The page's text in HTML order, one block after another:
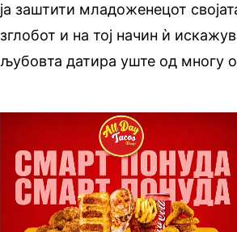
ја заштити младоженецот
зглобот и на тој начин ѝ
љубовта датира уште од многу